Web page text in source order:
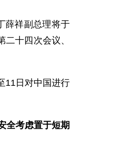
薛祥副总理将于
十四次会议、
11日对中国进行
全考虑置于短期